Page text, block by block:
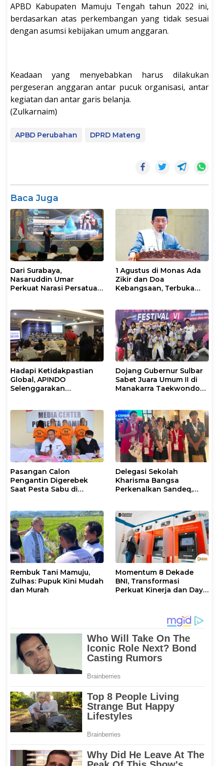
APBD Kabupaten Mamuju Tengah tahun 2022 ini,
berdasarkan atas perkembangan yang tidak sesuai
dengan asumsi kebijakan umum anggaran.
Keadaan yang menyebabkan harus dilakukan
pergeseran anggaran antar pucuk organisasi, antar
kegiatan dan antar garis belanja.
(Zulkarnaim)
APBD Perubahan DPRD Mateng
Baca Juga
Dari Surabaya,
Nasaruddin Umar
Perkuat Narasi Persatuan
1 Agustus di Monas Ada
Zikir dan Doa
Kebangsaan, Terbuka
Hadapi Ketidakpastian
Global, APINDO
Selenggarakan
Ketahanan Ekonomi
Nasional
Dojang Gubernur Sulbar
Sabet Juara Umum II di
Manakarra Taekwondo
Pasangan Calon
Pengantin Digerebek
Saat Pesta Sabu di
Delegasi Sekolah
Kharisma Bangsa
Perkenalkan Sandeq,
STEAM Olympiad 2026 di
Roma
Rembuk Tani Mamuju,
Zulhas: Pupuk Kini Mudah
dan Murah
Momentum 8 Dekade
BNI, Transformasi
Perkuat Kinerja dan Daya